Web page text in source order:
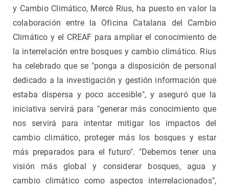
y Cambio Climático, Mercè Rius, ha puesto en valor la
colaboración entre la Oficina Catalana del Cambio
Climático y el CREAF para ampliar el conocimiento de
la interrelación entre bosques y cambio climático. Rius
ha celebrado que se "ponga a disposición de personal
dedicado a la investigación y gestión información que
estaba dispersa y poco accesible", y aseguró que la
iniciativa servirá para "generar más conocimiento que
nos servirá para intentar mitigar los impactos del
cambio climático, proteger más los bosques y estar
más preparados para el futuro". "Debemos tener una
visión más global y considerar bosques, agua y
cambio climático como aspectos interrelacionados",